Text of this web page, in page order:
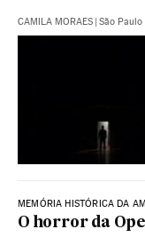
CAMILA MORAES | São Paulo
MEMÓRIA HISTÓRICA DA
O horror da